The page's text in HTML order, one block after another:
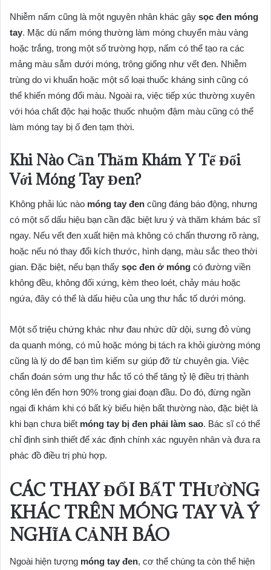
Nhiễm nấm cũng là một nguyên nhân khác gây sọc đen móng
tay. Mặc dù nấm móng thường làm móng chuyển màu vàng
hoặc trắng, trong một số trường hợp, nấm có thể tạo ra các
mảng màu sẫm dưới móng, trông giống như vết đen. Nhiễm
trùng do vi khuẩn hoặc một số loại thuốc kháng sinh cũng có
thể khiến móng đổi màu. Ngoài ra, việc tiếp xúc thường xuyên
với hóa chất độc hại hoặc thuốc nhuộm đậm màu cũng có thể
làm móng tay bị ố đen tạm thời.
Khi Nào Cần Thăm Khám Y Tế Đối
Với Móng Tay Đen?
Không phải lúc nào móng tay đen cũng đáng báo động, nhưng
có một số dấu hiệu bạn cần đặc biệt lưu ý và thăm khám bác sĩ
ngay. Nếu vết đen xuất hiện mà không có chấn thương rõ ràng,
hoặc nếu nó thay đổi kích thước, hình dạng, màu sắc theo thời
gian. Đặc biệt, nếu bạn thấy sọc đen ở móng có đường viền
không đều, không đối xứng, kèm theo loét, chảy máu hoặc
ngứa, đây có thể là dấu hiệu của ung thư hắc tố dưới móng.
Một số triệu chứng khác như đau nhức dữ dội, sưng đỏ vùng
da quanh móng, có mủ hoặc móng bị tách ra khỏi giường móng
cũng là lý do để bạn tìm kiếm sự giúp đỡ từ chuyên gia. Việc
chẩn đoán sớm ung thư hắc tố có thể tăng tỷ lệ điều trị thành
công lên đến hơn 90% trong giai đoạn đầu. Do đó, đừng ngần
ngại đi khám khi có bất kỳ biểu hiện bất thường nào, đặc biệt là
khi bạn chưa biết móng tay bị đen phải làm sao. Bác sĩ có thể
chỉ định sinh thiết để xác định chính xác nguyên nhân và đưa ra
phác đồ điều trị phù hợp.
CÁC THAY ĐỔI BẤT THƯỜNG
KHÁC TRÊN MÓNG TAY VÀ Ý
NGHĨA CẢNH BÁO
Ngoài hiện tượng móng tay đen, cơ thể chúng ta còn thể hiện